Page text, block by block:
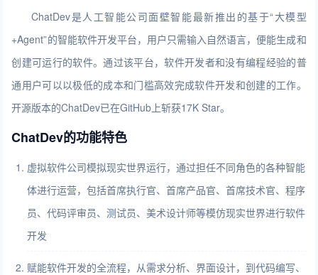
ChatDev是人工智能公司面壁智能最新推出的基于“大模型
+Agent”的智能软件开发平台，用户只需输入自然语言，便能生成和
创建可运行的软件。通过该平台，软件开发者和没有编程经验的普
通用户可以以极低的成本和门槛高效完成软件开发和创建的工作。
开源版本的ChatDev已在GitHub上斩获17K Star。
ChatDev的功能特色
虚拟软件公司模拟现实世界运行，通过担任不同角色的各种智能
体进行运营，包括首席执行官、首席产品官、首席技术官、程序
员、代码评审员、测试员、美术设计师等模仿现实世界进行软件
开发
赋能软件开发的全流程，从需求分析、界面设计，到代码编写、